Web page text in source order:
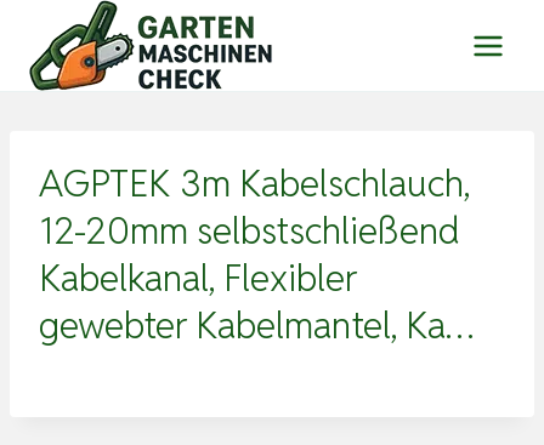
Inhalt
springen
AGPTEK 3m Kabelschlauch,
12-20mm selbstschließend
Kabelkanal, Flexibler
gewebter Kabelmantel, Ka…